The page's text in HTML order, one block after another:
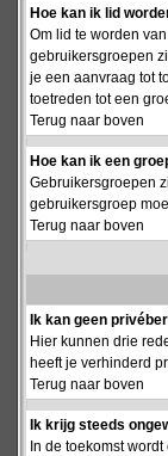
Hoe kan ik lid
Om lid te worden
gebruikersgroepen
je een aanvraag tot
toetreden tot een
Terug naar boven
Hoe kan ik een
Gebruikersgroepen
gebruikersgroep
Terug naar boven
Ik kan geen
Hier kunnen drie
heeft je verhinderd
Terug naar boven
Ik krijg steeds
In de toekomst